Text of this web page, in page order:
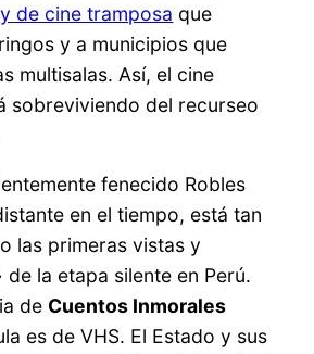
de cine tramposa que
y a municipios que
multisalas. Así, el cine
sobreviviendo del recurseo
fenecido Robles
en el tiempo, está tan
las primeras vistas y
de la etapa silente en Perú.
de Cuentos Inmorales
es de VHS. El Estado y sus